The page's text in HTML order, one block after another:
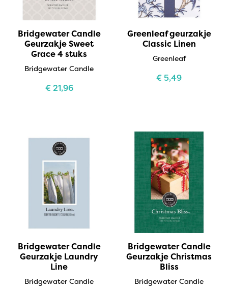
Bridgewater Candle
Geurzakje Sweet
Grace 4 stuks
Bridgewater Candle
€21,96
Greenleaf geurzakje
Classic Linen
Greenleaf
€ 5,49
Bridgewater Candle
Geurzakje Laundry
Line
Bridgewater Candle
Bridgewater Candle
Geurzakje Christmas
Bliss
Bridgewater Candle